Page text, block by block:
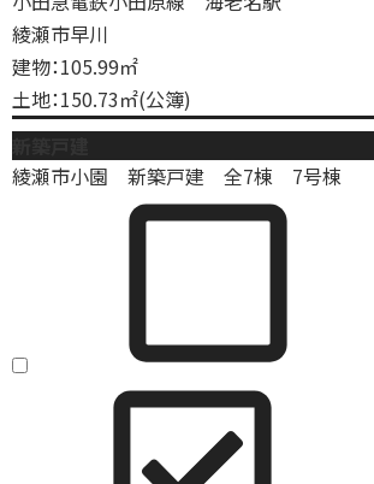
綾瀬市早川
建物：105.99㎡
土地：150.73㎡(公簿)
綾瀬市小園 新築戸建 全7棟 7号棟